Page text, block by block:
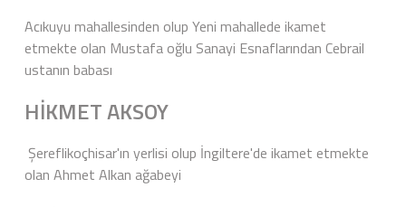
Acıkuyu mahallesinden olup Yeni mahallede ikamet
etmekte olan Mustafa oğlu Sanayi Esnaflarından Cebrail
ustanın babası
HİKMET AKSOY
Şereflikoçhisar'ın yerlisi olup İngiltere'de ikamet etmekte
olan Ahmet Alkan ağabeyi